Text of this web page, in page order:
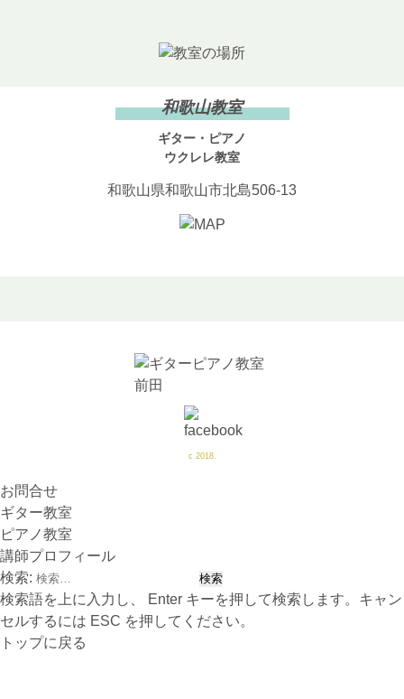
和歌山教室
ギター・ピアノ
ウクレレ教室
和歌山県和歌山市北島506-13
c 2018.
お問合せ
ギター教室
ピアノ教室
講師プロフィール
検索:
検索語を上に入力し、 Enter キーを押して検索します。キャン
セルするには ESC を押してください。
トップに戻る